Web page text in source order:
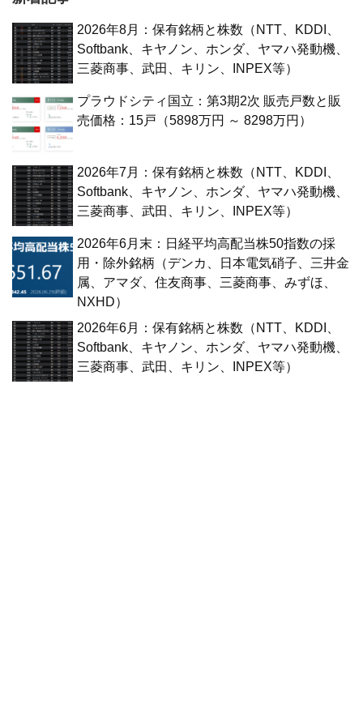
2026年8月：保有銘柄と株数（NTT、KDDI、
Softbank、キヤノン、ホンダ、ヤマハ発動機、
三菱商事、武田、キリン、INPEX等）
プラウドシティ国立：第3期2次 販売戸数と販
売価格：15戸（5898万円 ～ 8298万円）
2026年7月：保有銘柄と株数（NTT、KDDI、
Softbank、キヤノン、ホンダ、ヤマハ発動機、
三菱商事、武田、キリン、INPEX等）
2026年6月末：日経平均高配当株50指数の採
用・除外銘柄（デンカ、日本電気硝子、三井金
属、アマダ、住友商事、三菱商事、みずほ、
NXHD）
2026年6月：保有銘柄と株数（NTT、KDDI、
Softbank、キヤノン、ホンダ、ヤマハ発動機、
三菱商事、武田、キリン、INPEX等）